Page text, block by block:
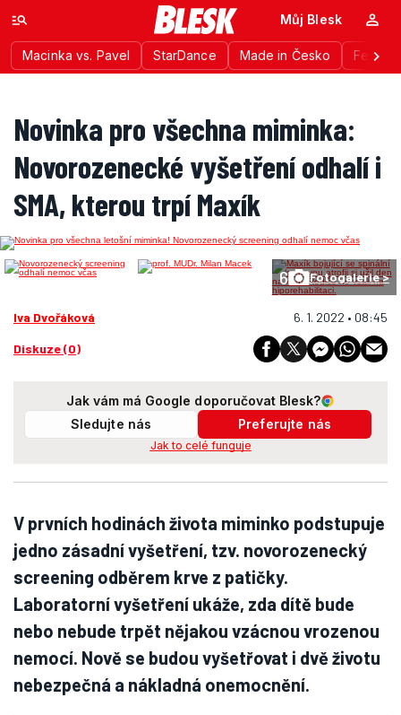
Macinka vs. Pavel StarDance Made in Česko
Můj Blesk
Novinka pro všechna miminka:
Novorozenecké vyšetření odhalí i
SMA, kterou trpí Maxík
6 Fotogalerie >
Iva Dvořáková 6. 1. 2022 • 08:45
Diskuze (0)
Jak vám má Google doporučovat Blesk?
Sledujte nás
Preferujte nás
Jak to celé funguje
V prvních hodinách života miminko podstupuje
jedno zásadní vyšetření, tzv. novorozenecký
screening odběrem krve z patičky.
Laboratorní vyšetření ukáže, zda dítě bude
nebo nebude trpět nějakou vzácnou vrozenou
nemocí. Nově se budou vyšetřovat i dvě životu
nebezpečná a nákladná onemocnění.